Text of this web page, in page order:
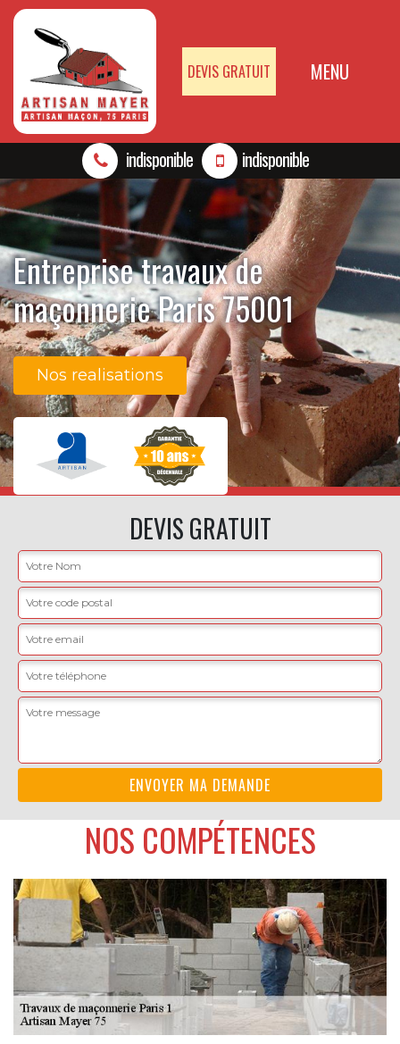
DEVIS GRATUIT MENU
indisponible indisponible
Entreprise travaux de
maçonnerie Paris 75001
Nos realisations
DEVIS GRATUIT
NOS COMPÉTENCES